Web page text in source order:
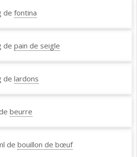
de fontina
de pain de seigle
de lardons
beurre
de bouillon de bœuf